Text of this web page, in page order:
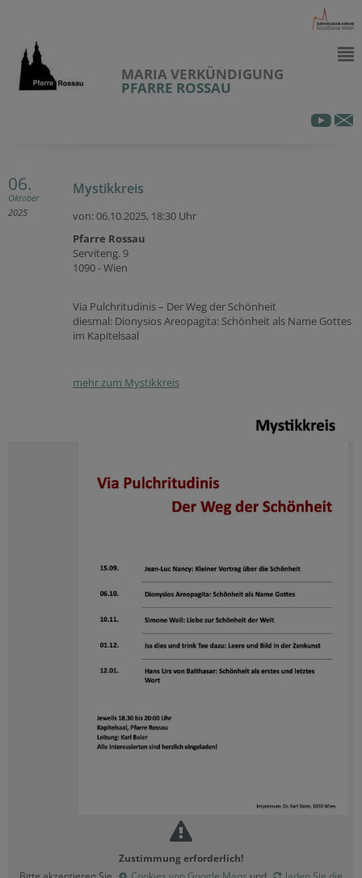
MARIA VERKÜNDIGUNG
PFARRE ROSSAU
06.
Oktober
2025
Mystikkreis
von: 06.10.2025, 18:30 Uhr
Pfarre Rossau
Serviteng. 9
1090 - Wien
Via Pulchritudinis – Der Weg der Schönheit
diesmal: Dionysios Areopagita: Schönheit als Name Gottes
im Kapitelsaal
mehr zum Mystikkreis
Zustimmung erforderlich!